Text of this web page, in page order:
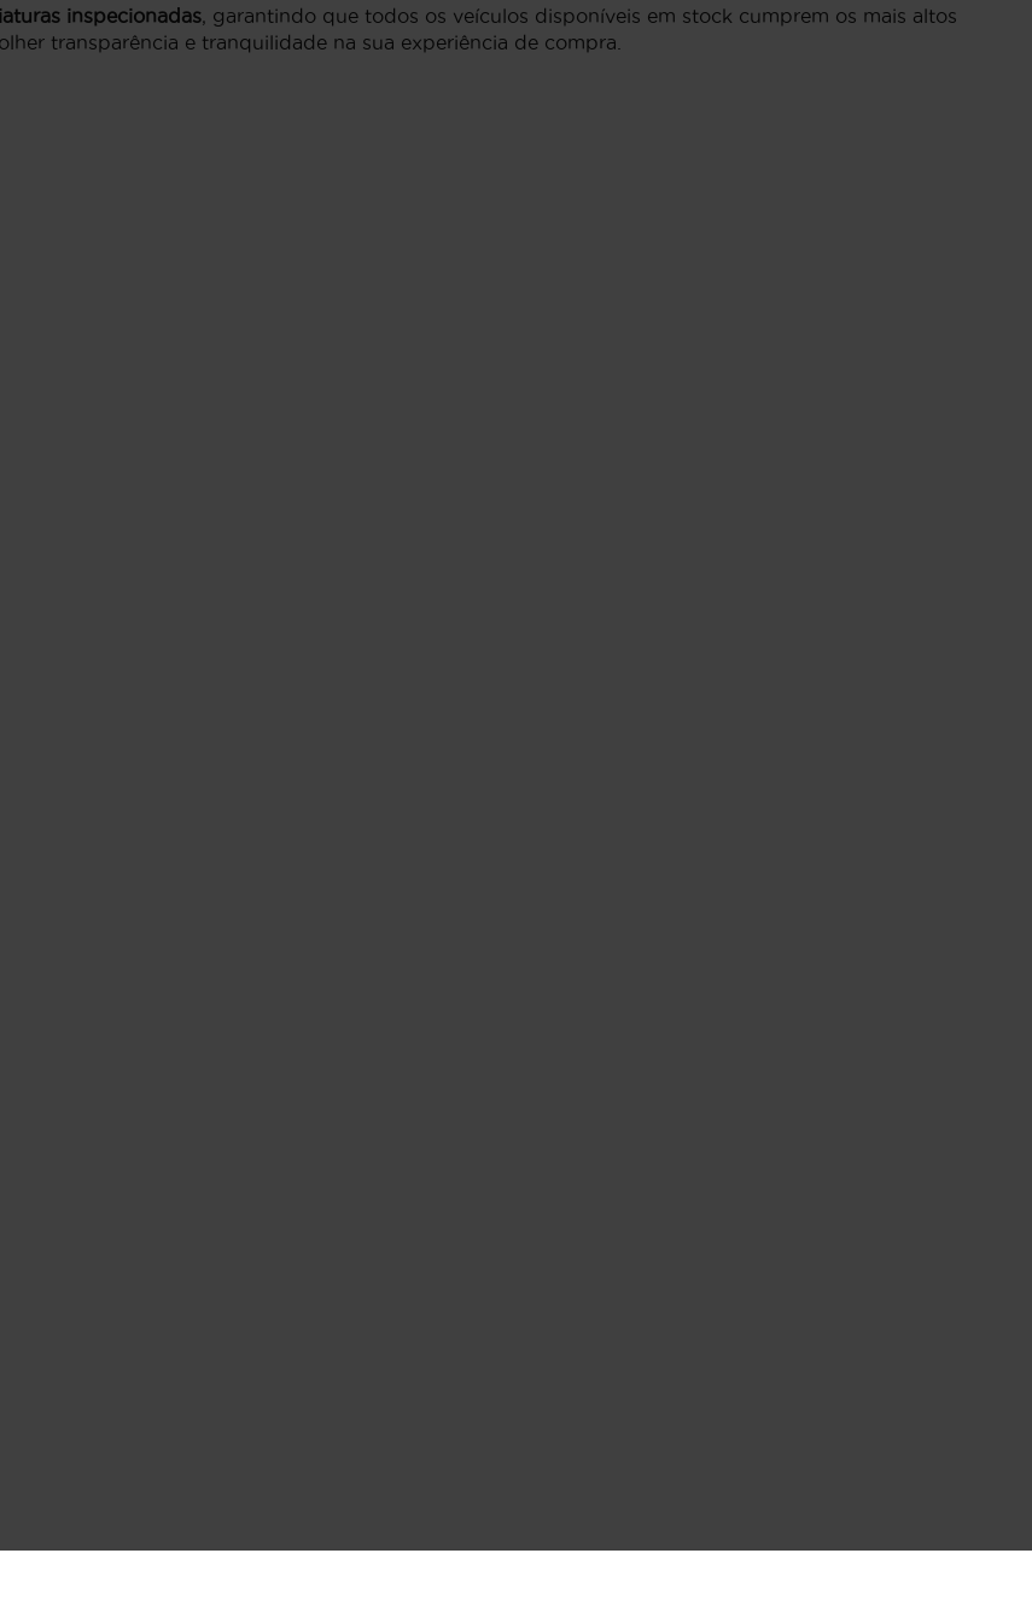
inspecionadas, garantindo que todos os veículos disponíveis em stock cumprem os mais altos
transparência e tranquilidade na sua experiência de compra.